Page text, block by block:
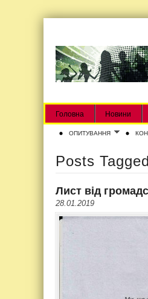
Головна Новини
ОПИТУВАННЯ
Posts
Лист від
28.01.2019